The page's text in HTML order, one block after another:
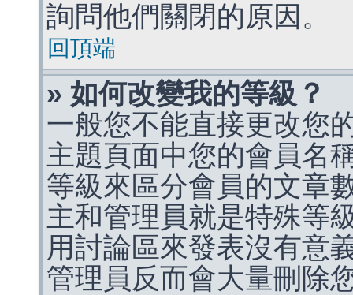
詢問他們關閉的原因。
回頂端
» 如何改變我的等級？
一般您不能直接更改您
主題頁面中您的會員名
等級來區分會員的文章
主和管理員就是特殊等
用討論區來發表沒有意
管理員反而會大量刪除